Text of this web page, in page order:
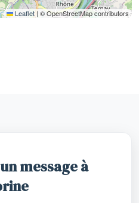
Leaflet|© OpenStreetMap contributors
message à